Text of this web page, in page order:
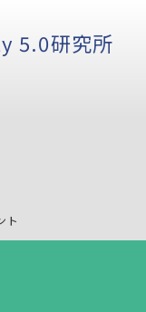
5.0研究所
ト